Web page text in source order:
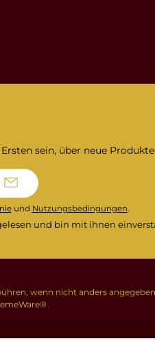
sein, über neue
und Nutzungsbedingungen
und bin mit ihnen
wenn nicht anders